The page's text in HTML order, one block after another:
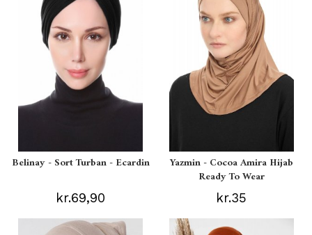
Belinay - Sort Turban - Ecardin
kr.69,90
Yazmin - Cocoa Amira Hijab
Ready To Wear
kr.35